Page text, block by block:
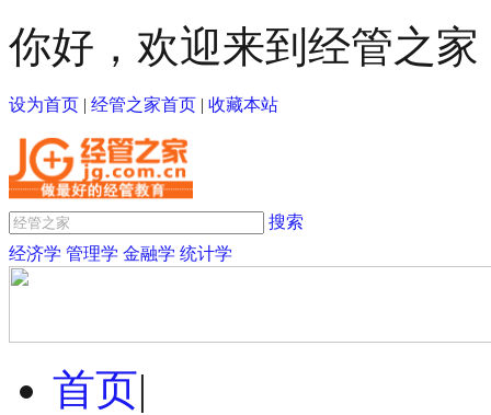
你好，欢迎来到经管之家
设为首页 | 经管之家首页 | 收藏本站
搜索
经济学 管理学 金融学 统计学
首页|